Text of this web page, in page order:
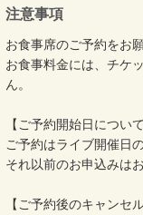
注意事項
お食事席のご予約をお
お食事料金には、チケ
ん。
【ご予約開始日について
ご予約はライブ開催日
それ以前のお申込みは
【ご予約後のキャンセ